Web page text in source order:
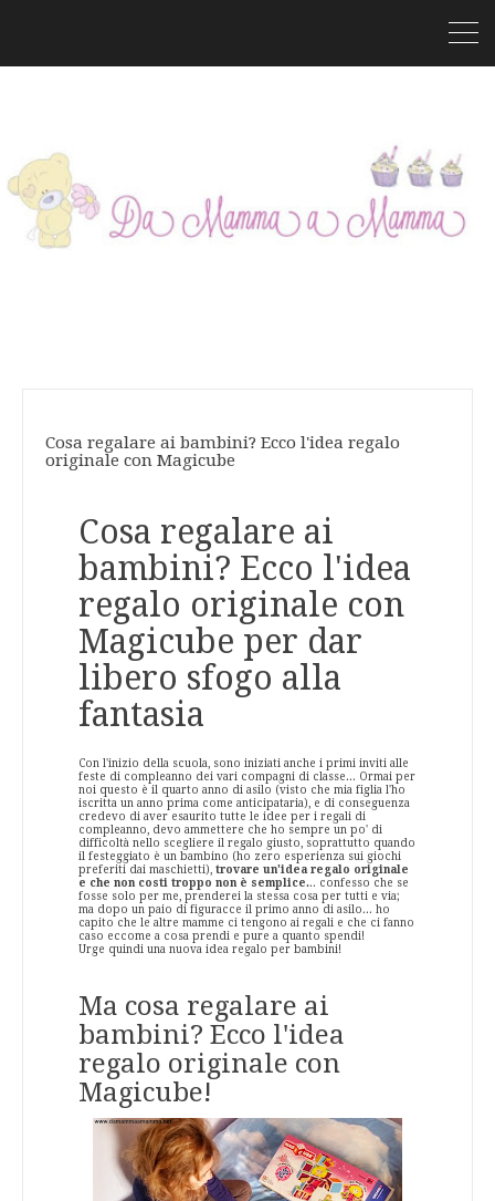
Cosa regalare ai bambini? Ecco l'idea regalo
originale con Magicube
Cosa regalare ai
bambini? Ecco l'idea
regalo originale con
Magicube per dar
libero sfogo alla
fantasia
Con l'inizio della scuola, sono iniziati anche i primi inviti alle
feste di compleanno dei vari compagni di classe... Ormai per
noi questo è il quarto anno di asilo (visto che mia figlia l'ho
iscritta un anno prima come anticipataria), e di conseguenza
credevo di aver esaurito tutte le idee per i regali di
compleanno, devo ammettere che ho sempre un po' di
difficoltà nello scegliere il regalo giusto, soprattutto quando
il festeggiato è un bambino (ho zero esperienza sui giochi
preferiti dai maschietti), trovare un'idea regalo originale
e che non costi troppo non è semplice... confesso che se
fosse solo per me, prenderei la stessa cosa per tutti e via;
ma dopo un paio di figuracce il primo anno di asilo... ho
capito che le altre mamme ci tengono ai regali e che ci fanno
caso eccome a cosa prendi e pure a quanto spendi!
Urge quindi una nuova idea regalo per bambini!
Ma cosa regalare ai
bambini? Ecco l'idea
regalo originale con
Magicube!